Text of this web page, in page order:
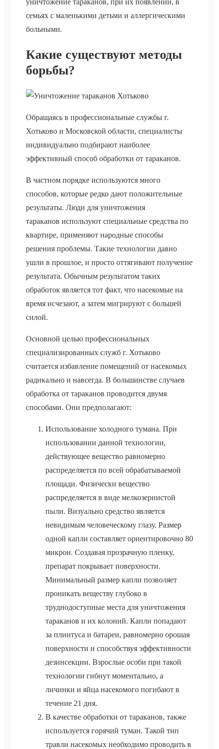
уничтожение тараканов, при их появлении, в
семьях с маленькими детьми и аллергическими
больными.
Какие существуют методы
борьбы?
Обращаясь в профессиональные службы г.
Хотьково и Московской области, специалисты
индивидуально подбирают наиболее
эффективный способ обработки от тараканов.
В частном порядке используются много
способов, которые редко дают положительные
результаты. Люди для уничтожения
тараканов используют специальные средства по
квартире, применяют народные способы
решения проблемы. Такие технологии давно
ушли в прошлое, и просто оттягивают получение
результата. Обычным результатом таких
обработок является тот факт, что насекомые на
время исчезают, а затем мигрируют с большей
силой.
Основной целью профессиональных
специализированных служб г. Хотьково
считается избавление помещений от насекомых
радикально и навсегда. В большинстве случаев
обработка от тараканов проводится двумя
способами. Они предполагают:
Использование холодного тумана. При
использовании данной технологии,
действующее вещество равномерно
распределяется по всей обрабатываемой
площади. Физически вещество
распределяется в виде мелкозернистой
пыли. Визуально средство является
невидимым человеческому глазу. Размер
одной капли составляет ориентировочно 80
микрон. Создавая прозрачную пленку,
препарат покрывает поверхности.
Минимальный размер капли позволяет
проникать веществу глубоко в
труднодоступные места для уничтожения
тараканов и их колоний. Капли попадают
за плинтуса и батареи, равномерно орошая
поверхности и способствуя эффективности
дезинсекции. Взрослые особи при такой
технологии гибнут моментально, а
личинки и яйца насекомого погибают в
течение 21 дня.
В качестве обработки от тараканов, также
используется горячий туман. Такой тип
травли насекомых необходимо проводить в